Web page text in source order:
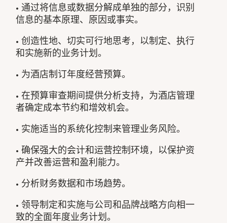
• 通过将信息或数据分解成单独的部分，识别
信息的基本原理、原因或事实。
• 创造性地、切实可行地思考，以制定、执行
和实施新的业务计划。
• 为酒店制订年度经营预算。
• 在预算审查期间提供分析支持，为酒店管理
者确定成本节约和增效机会。
• 实施适当的系统化控制来管理业务风险。
• 确保强大的会计和运营控制环境，以保护资
产并改善运营和盈利能力。
• 分析财务数据和市场趋势。
• 领导制定和实施与公司和品牌战略方向相一
致的全面年度业务计划。